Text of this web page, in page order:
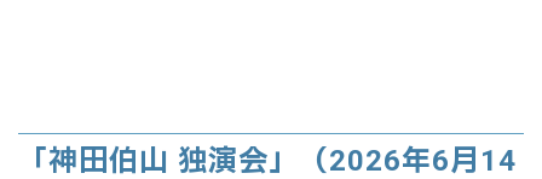
「神田伯山 独演会」（2026年6月14